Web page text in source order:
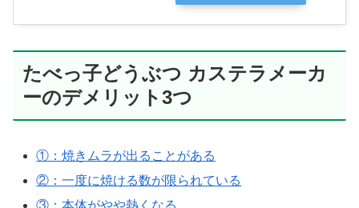
たべっ子どうぶつ カステラメーカ
ーのデメリット3つ
①：焼きムラが出ることがある
②：一度に焼ける数が限られている